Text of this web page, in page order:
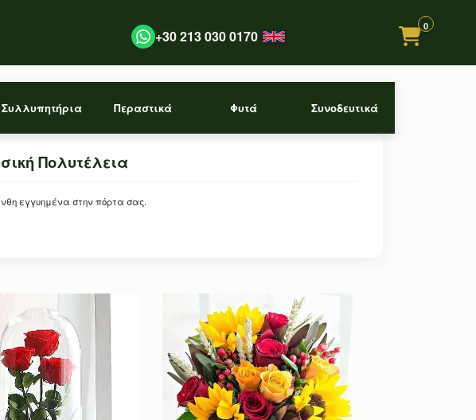
+30 213 030 0170
0
Συλλυπητήρια Περαστικά Φυτά Συνοδευτικά
Πολυτέλεια
εγγυημένα στην πόρτα σας.